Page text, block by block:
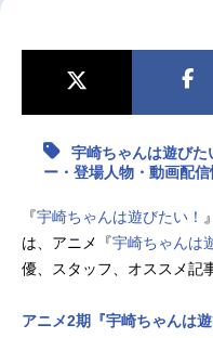
最新記事一覧
アニメ記事一覧
アニメ映画一覧
宇崎ちゃんは遊びた
ー・登場人物・動画配
『宇崎ちゃんは遊びたい！
は、アニメ『宇崎ちゃんは
優、スタッフ、オススメ記
アニメ2期『宇崎ちゃんは